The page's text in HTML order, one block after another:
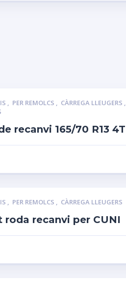
, PER REMOLCS , CÀRREGA LLEUGERS ,
recanvi 165/70 R13 4T
, PER REMOLCS , CÀRREGA LLEUGERS
roda recanvi per CUNI